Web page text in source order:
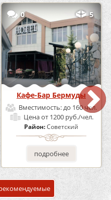
0 5
Кафе-Бар Бермуды
Вместимость:до 160 чел.
Ценаот 1200 руб./чел.
Район:Советский
подробнее